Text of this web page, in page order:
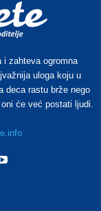
i zahteva ogromna
uloga koju u
deca rastu brže nego
će već postati ljudi.